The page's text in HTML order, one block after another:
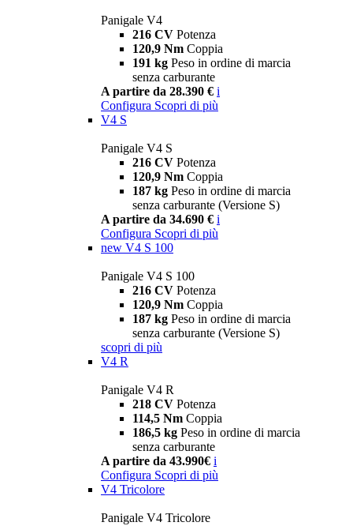
Panigale V4
216 CV Potenza
120,9 Nm Coppia
191 kg Peso in ordine di marcia
senza carburante
A partire da 28.390 € i
Configura Scopri di più
V4 S
Panigale V4 S
216 CV Potenza
120,9 Nm Coppia
187 kg Peso in ordine di marcia
senza carburante (Versione S)
A partire da 34.690 € i
Configura Scopri di più
new V4 S 100
Panigale V4 S 100
216 CV Potenza
120,9 Nm Coppia
187 kg Peso in ordine di marcia
senza carburante (Versione S)
scopri di più
V4 R
Panigale V4 R
218 CV Potenza
114,5 Nm Coppia
186,5 kg Peso in ordine di marcia
senza carburante
A partire da 43.990€ i
Configura Scopri di più
V4 Tricolore
Panigale V4 Tricolore